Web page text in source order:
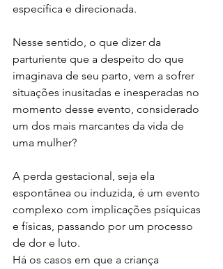
específica e direcionada.
Nesse sentido, o que dizer da
parturiente que a despeito do que
imaginava de seu parto, vem a sofrer
situações inusitadas e inesperadas no
momento desse evento, considerado
um dos mais marcantes da vida de
uma mulher?
A perda gestacional, seja ela
espontânea ou induzida, é um evento
complexo com implicações psíquicas
e físicas, passando por um processo
de dor e luto.
Há os casos em que a criança